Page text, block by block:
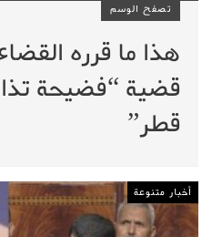
تصفح الوسم
هذا ما قرره
قضية “فضيحة
قطر”
أخبار متنوعة